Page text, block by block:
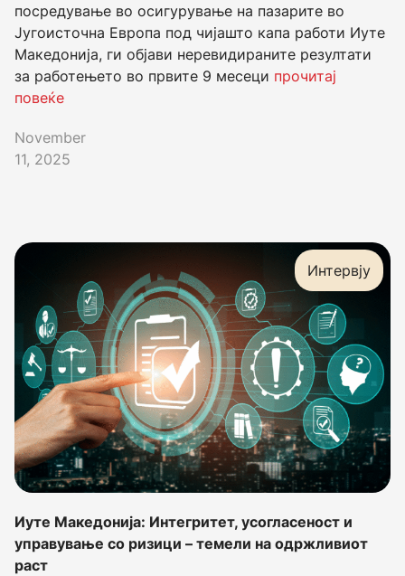
посредување во осигурување на пазарите во
Југоисточна Европа под чијашто капа работи Иуте
Македонија, ги објави неревидираните резултати
за работењето во првите 9 месеци прочитај
повеќе
November
11, 2025
Иуте Македонија: Интегритет, усогласеност и
управување со ризици – темели на одржливиот
раст
Интервју